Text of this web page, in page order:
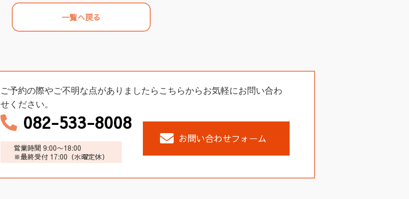
一覧へ戻る
ご予約の際やご不明な点がありましたらこちらからお気軽にお問い合わ
せください。
082-533-8008
営業時間 9:00〜18:00
※最終受付 17:00（水曜定休）
お問い合わせフォーム